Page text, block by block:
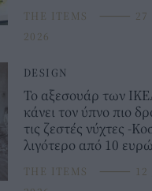
THE ITEMS ⸻ 27
2026
DESIGN
Το αξεσουάρ των
κάνει τον ύπνο πιο
τις ζεστές νύχτες -
λιγότερο από 10 ευρώ
THE ITEMS ⸻ 12